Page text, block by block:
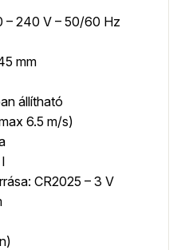
– 240 V – 50/60 Hz
mm
állítható
6.5 m/s)
CR2025 – 3 V